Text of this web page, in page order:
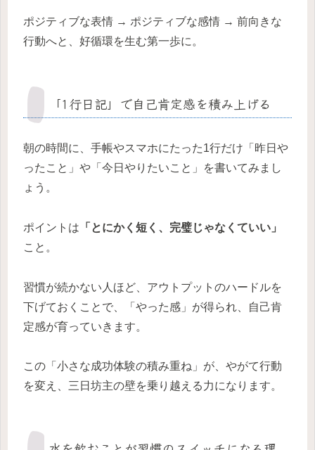
ポジティブな表情 → ポジティブな感情 → 前向きな
行動へと、好循環を生む第一歩に。
「1行日記」で自己肯定感を積み上げる
朝の時間に、手帳やスマホにたった1行だけ「昨日や
ったこと」や「今日やりたいこと」を書いてみまし
ょう。
ポイントは 「とにかく短く、完璧じゃなくていい」
こと。
習慣が続かない人ほど、アウトプットのハードルを
下げておくことで、「やった感」が得られ、自己肯
定感が育っていきます。
この「小さな成功体験の積み重ね」が、やがて行動
を変え、三日坊主の壁を乗り越える力になります。